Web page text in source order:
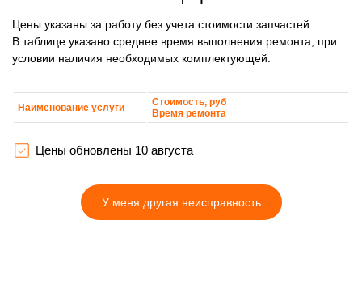
Цены указаны за работу без учета стоимости запчастей.
В таблице указано среднее время выполнения ремонта, при
условии наличия необходимых комплектующей.
Наименование услуги
Стоимость, руб
Время ремонта
Цены обновлены 10 августа
У меня другая неисправность